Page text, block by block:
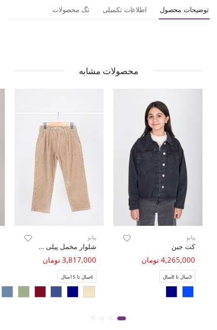
توضیحات محصول اطلاعات تکمیلی تگ محصولات
محصولات مشابه
پیانو
کت جین
4,265,000 تومان
3سال تا 8سال
پیانو
شلوار مخمل پیلی دار
3,817,000 تومان
4سال تا 15سال